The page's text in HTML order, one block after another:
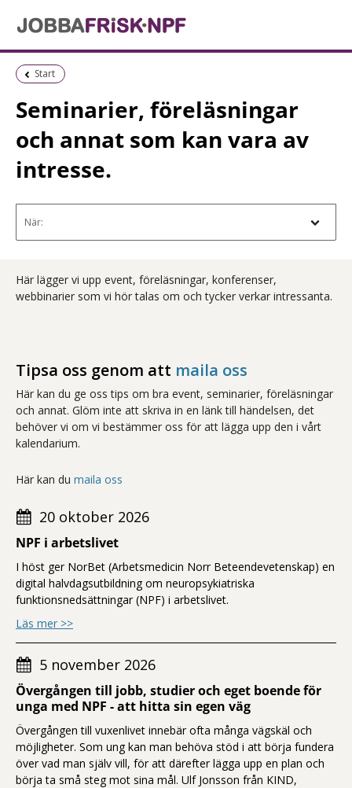
Föregående sida:
Start
Seminarier, föreläsningar
och annat som kan vara av
intresse.
När:
Här lägger vi upp event, föreläsningar, konferenser,
webbinarier som vi hör talas om och tycker verkar intressanta.
Tipsa oss genom att maila oss
Här kan du ge oss tips om bra event, seminarier, föreläsningar
och annat. Glöm inte att skriva in en länk till händelsen, det
behöver vi om vi bestämmer oss för att lägga upp den i vårt
kalendarium.
Här kan du maila oss
20 oktober 2026
NPF i arbetslivet
I höst ger NorBet (Arbetsmedicin Norr Beteendevetenskap) en
digital halvdagsutbildning om neuropsykiatriska
funktionsnedsättningar (NPF) i arbetslivet.
Läs mer >>om NPF i arbetslivet
5 november 2026
Övergången till jobb, studier och eget boende för
unga med NPF - att hitta sin egen väg
Övergången till vuxenlivet innebär ofta många vägskäl och
möjligheter. Som ung kan man behöva stöd i att börja fundera
över vad man själv vill, för att därefter lägga upp en plan och
börja ta små steg mot sina mål. Ulf Jonsson från KIND,